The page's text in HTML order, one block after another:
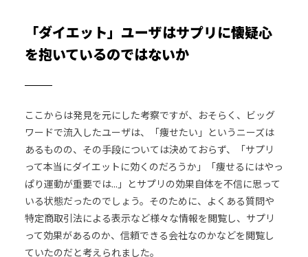
「ダイエット」ユーザはサプリに懐疑心
を抱いているのではないか
ここからは発見を元にした考察ですが、おそらく、ビッグ
ワードで流入したユーザは、「痩せたい」というニーズは
あるものの、その手段については決めておらず、「サプリ
って本当にダイエットに効くのだろうか」「痩せるにはやっ
ぱり運動が重要では...」とサプリの効果自体を不信に思って
いる状態だったのでしょう。そのために、よくある質問や
特定商取引法による表示など様々な情報を閲覧し、サプリ
って効果があるのか、信頼できる会社なのかなどを閲覧し
ていたのだと考えられました。